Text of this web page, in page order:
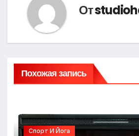
От
Похожая запись
Спорт И Йога